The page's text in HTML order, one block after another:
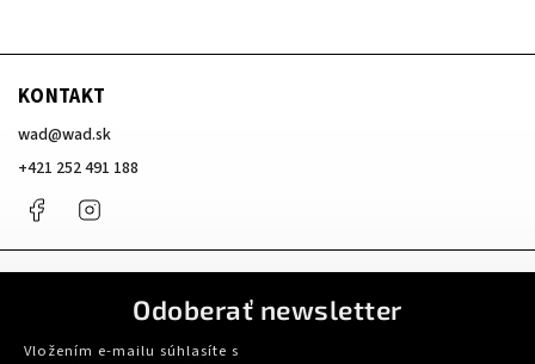
KONTAKT
wad@wad.sk
+421 252 491 188
Facebook
Odoberať newsletter
Vložením e-mailu súhlasíte s